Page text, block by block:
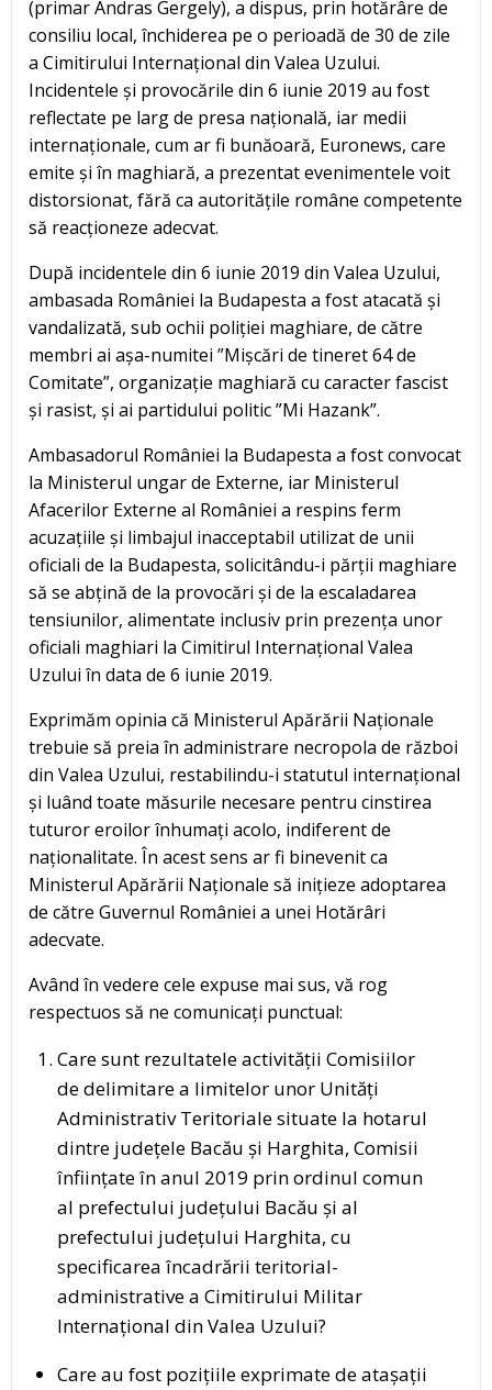
(primar Andras Gergely), a dispus, prin hotărâre de
consiliu local, închiderea pe o perioadă de 30 de zile
a Cimitirului Internațional din Valea Uzului.
Incidentele și provocările din 6 iunie 2019 au fost
reflectate pe larg de presa națională, iar medii
internaționale, cum ar fi bunăoară, Euronews, care
emite și în maghiară, a prezentat evenimentele voit
distorsionat, fără ca autoritățile române competente
să reacționeze adecvat.
După incidentele din 6 iunie 2019 din Valea Uzului,
ambasada României la Budapesta a fost atacată și
vandalizată, sub ochii poliției maghiare, de către
membri ai așa-numitei ”Mișcări de tineret 64 de
Comitate”, organizație maghiară cu caracter fascist
și rasist, și ai partidului politic ”Mi Hazank”.
Ambasadorul României la Budapesta a fost convocat
la Ministerul ungar de Externe, iar Ministerul
Afacerilor Externe al României a respins ferm
acuzațiile și limbajul inacceptabil utilizat de unii
oficiali de la Budapesta, solicitându-i părții maghiare
să se abțină de la provocări și de la escaladarea
tensiunilor, alimentate inclusiv prin prezența unor
oficiali maghiari la Cimitirul Internațional Valea
Uzului în data de 6 iunie 2019.
Exprimăm opinia că Ministerul Apărării Naționale
trebuie să preia în administrare necropola de război
din Valea Uzului, restabilindu-i statutul internațional
și luând toate măsurile necesare pentru cinstirea
tuturor eroilor înhumați acolo, indiferent de
naționalitate. În acest sens ar fi binevenit ca
Ministerul Apărării Naționale să inițieze adoptarea
de către Guvernul României a unei Hotărâri
adecvate.
Având în vedere cele expuse mai sus, vă rog
respectuos să ne comunicați punctual:
Care sunt rezultatele activității Comisiilor
de delimitare a limitelor unor Unități
Administrativ Teritoriale situate la hotarul
dintre județele Bacău și Harghita, Comisii
înființate în anul 2019 prin ordinul comun
al prefectului județului Bacău și al
prefectului județului Harghita, cu
specificarea încadrării teritorial-
administrative a Cimitirului Militar
Internațional din Valea Uzului?
Care au fost pozițiile exprimate de atașații